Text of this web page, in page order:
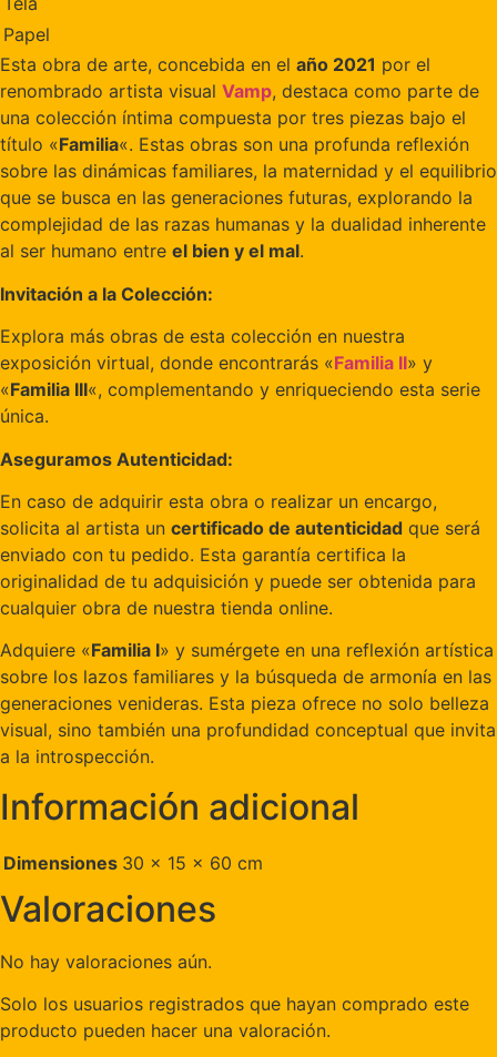
Papel
Esta obra de arte, concebida en el año 2021 por el
renombrado artista visual Vamp, destaca como parte de
una colección íntima compuesta por tres piezas bajo el
título «Familia«. Estas obras son una profunda reflexión
sobre las dinámicas familiares, la maternidad y el equilibrio
que se busca en las generaciones futuras, explorando la
complejidad de las razas humanas y la dualidad inherente
al ser humano entre el bien y el mal.
Invitación a la Colección:
Explora más obras de esta colección en nuestra
exposición virtual, donde encontrarás «Familia II» y
«Familia III«, complementando y enriqueciendo esta serie
única.
Aseguramos Autenticidad:
En caso de adquirir esta obra o realizar un encargo,
solicita al artista un certificado de autenticidad que será
enviado con tu pedido. Esta garantía certifica la
originalidad de tu adquisición y puede ser obtenida para
cualquier obra de nuestra tienda online.
Adquiere «Familia I» y sumérgete en una reflexión artística
sobre los lazos familiares y la búsqueda de armonía en las
generaciones venideras. Esta pieza ofrece no solo belleza
visual, sino también una profundidad conceptual que invita
a la introspección.
Información adicional
Dimensiones 30 × 15 × 60 cm
Valoraciones
No hay valoraciones aún.
Solo los usuarios registrados que hayan comprado este
producto pueden hacer una valoración.